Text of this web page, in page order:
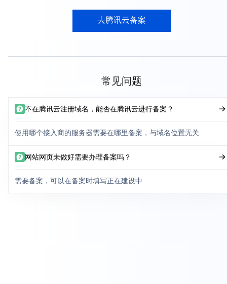
去腾讯云备案
常见问题
不在腾讯云注册域名，能否在腾讯云进行备案？
使用哪个接入商的服务器需要在哪里备案，与域名位置无关
网站网页未做好需要办理备案吗？
需要备案，可以在备案时填写正在建设中